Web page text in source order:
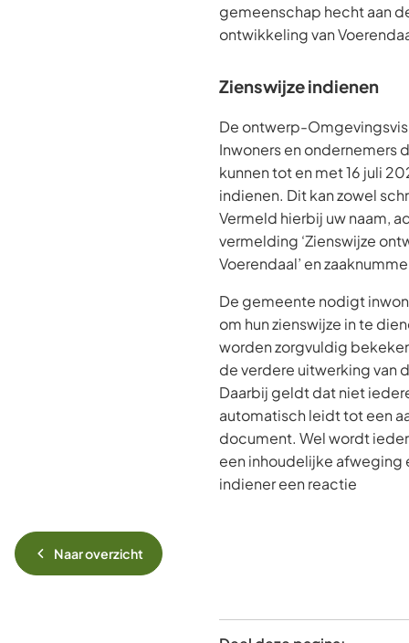
gemeenschap hecht aan
ontwikkeling van
Zienswijze indienen
De ontwerp-
Inwoners en ondernemers
kunnen tot en met 16 juli
indienen. Dit kan zowel
Vermeld hierbij uw naam,
vermelding ‘Zienswijze
Voerendaal’ en
De gemeente nodigt
om hun zienswijze in te
worden zorgvuldig
de verdere uitwerking van
Daarbij geldt dat niet
automatisch leidt tot een
document. Wel wordt
een inhoudelijke afweging
indiener een reactie
Naar overzicht